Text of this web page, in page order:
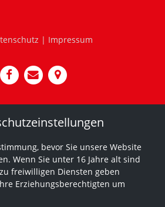
| Impressum
bevor Sie unsere Website
Wenn Sie unter 16 Jahre alt sind
freiwilligen Diensten geben
Erziehungsberechtigten um